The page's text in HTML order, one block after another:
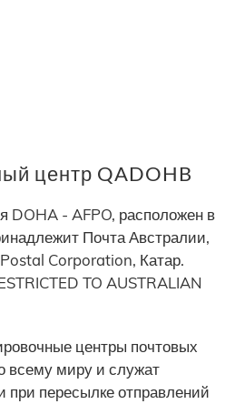
центр QADOHB
DOHA - AFPO, расположен в
Почта Австралии,
Corporation, Катар.
TO AUSTRALIAN
центры почтовых
всему миру и служат
при пересылке отправлений